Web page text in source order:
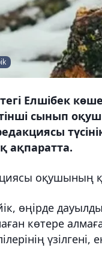
Елшібек
сынып
ақпаратта.
оқушының
өңірде
көтере